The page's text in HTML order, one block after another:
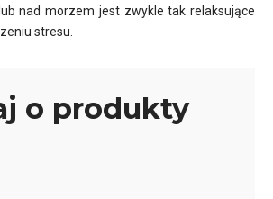
nad morzem jest zwykle tak relaksujące
stresu.
o produkty